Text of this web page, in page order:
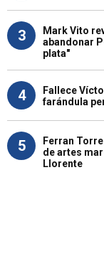
3
Mark Vito
abandonar
plata"
4
Fallece
farándula
5
Ferran
de artes
Llorente